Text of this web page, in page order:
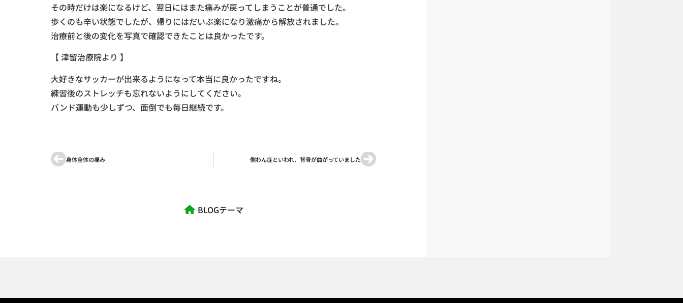
その時だけは楽になるけど、翌日にはまた痛みが戻ってしまうことが普通でした。
歩くのも辛い状態でしたが、帰りにはだいぶ楽になり激痛から解放されました。
治療前と後の変化を写真で確認できたことは良かったです。
【 津留治療院より 】
大好きなサッカーが出来るようになって本当に良かったですね。
練習後のストレッチも忘れないようにしてください。
バンド運動も少しずつ、面倒でも毎日継続です。
身体全体の痛み 側わん症といわれ、背骨が曲がっていました
BLOGテーマ